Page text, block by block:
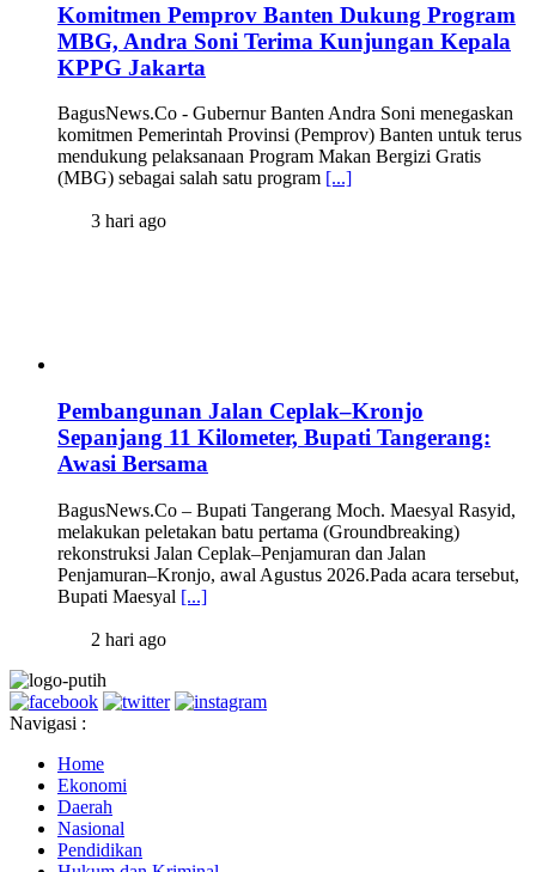
Komitmen Pemprov Banten Dukung Program
MBG, Andra Soni Terima Kunjungan Kepala
KPPG Jakarta
BagusNews.Co - Gubernur Banten Andra Soni menegaskan
komitmen Pemerintah Provinsi (Pemprov) Banten untuk terus
mendukung pelaksanaan Program Makan Bergizi Gratis
(MBG) sebagai salah satu program [...]
3 hari ago
Pembangunan Jalan Ceplak–Kronjo
Sepanjang 11 Kilometer, Bupati Tangerang:
Awasi Bersama
BagusNews.Co – Bupati Tangerang Moch. Maesyal Rasyid,
melakukan peletakan batu pertama (Groundbreaking)
rekonstruksi Jalan Ceplak–Penjamuran dan Jalan
Penjamuran–Kronjo, awal Agustus 2026.Pada acara tersebut,
Bupati Maesyal [...]
2 hari ago
Navigasi :
Home
Ekonomi
Daerah
Nasional
Pendidikan